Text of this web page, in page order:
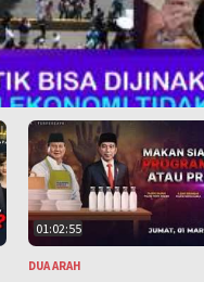
01:02:55
DUA ARAH